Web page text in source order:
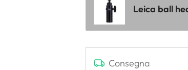
Leica ball
Consegna